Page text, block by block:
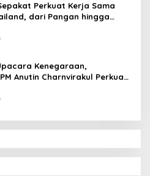
Perkuat Kerja Sama
dari Pangan hingga
Kenegaraan,
Anutin Charnvirakul Perkuat
Thailand